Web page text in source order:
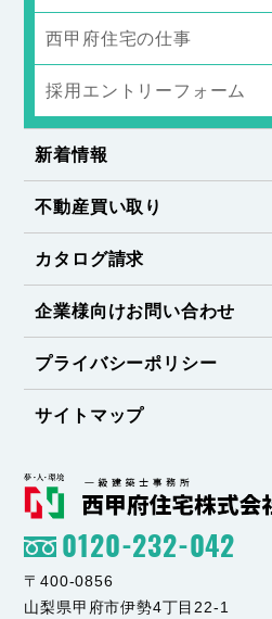
西甲府住宅の仕事
採用エントリーフォーム
新着情報
不動産買い取り
カタログ請求
企業様向けお問い合わせ
プライバシーポリシー
サイトマップ
0120-232-042
〒400-0856
山梨県甲府市伊勢4丁目22-1